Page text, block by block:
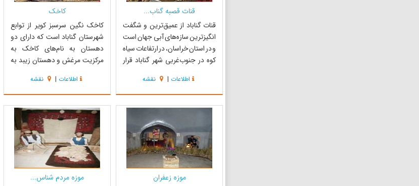
قنات قصبه گناب...
قنات گناباد از عمیق‌ترین و شگفت
انگیزترین سازه‌های آبی جهان است
و در استان خراسان، در ارتفاعات سیاه
کوه در جنوب‌غربی شهر گناباد قرار
پدیده‌های شگفت‌انگیز دست
ساخت انسان است که توجه بسیاری
از مورخان و پژوهشگران را به خود
جلب کرده است. این قنات سابقه
تار...
اطلاعات | نقشه
کاخک
کاخک نگین سرسبز کویر از توابع
شهرستان گناباد است که دارای دو
دهستان به نام‌های کاخک به
مرکزیت مرغش و دهستان زیبد به
شمال و شرق به بخش مرکزی گناباد ،
از شمال غرب به شهرستان بجستان از
غرب و جنوب غربی به بخش مرکزی
شهرستان فردوس و از جنوب به
شهرستان سرایان و...
اطلاعات | نقشه
موزه زعفران موزه مردم شناس...